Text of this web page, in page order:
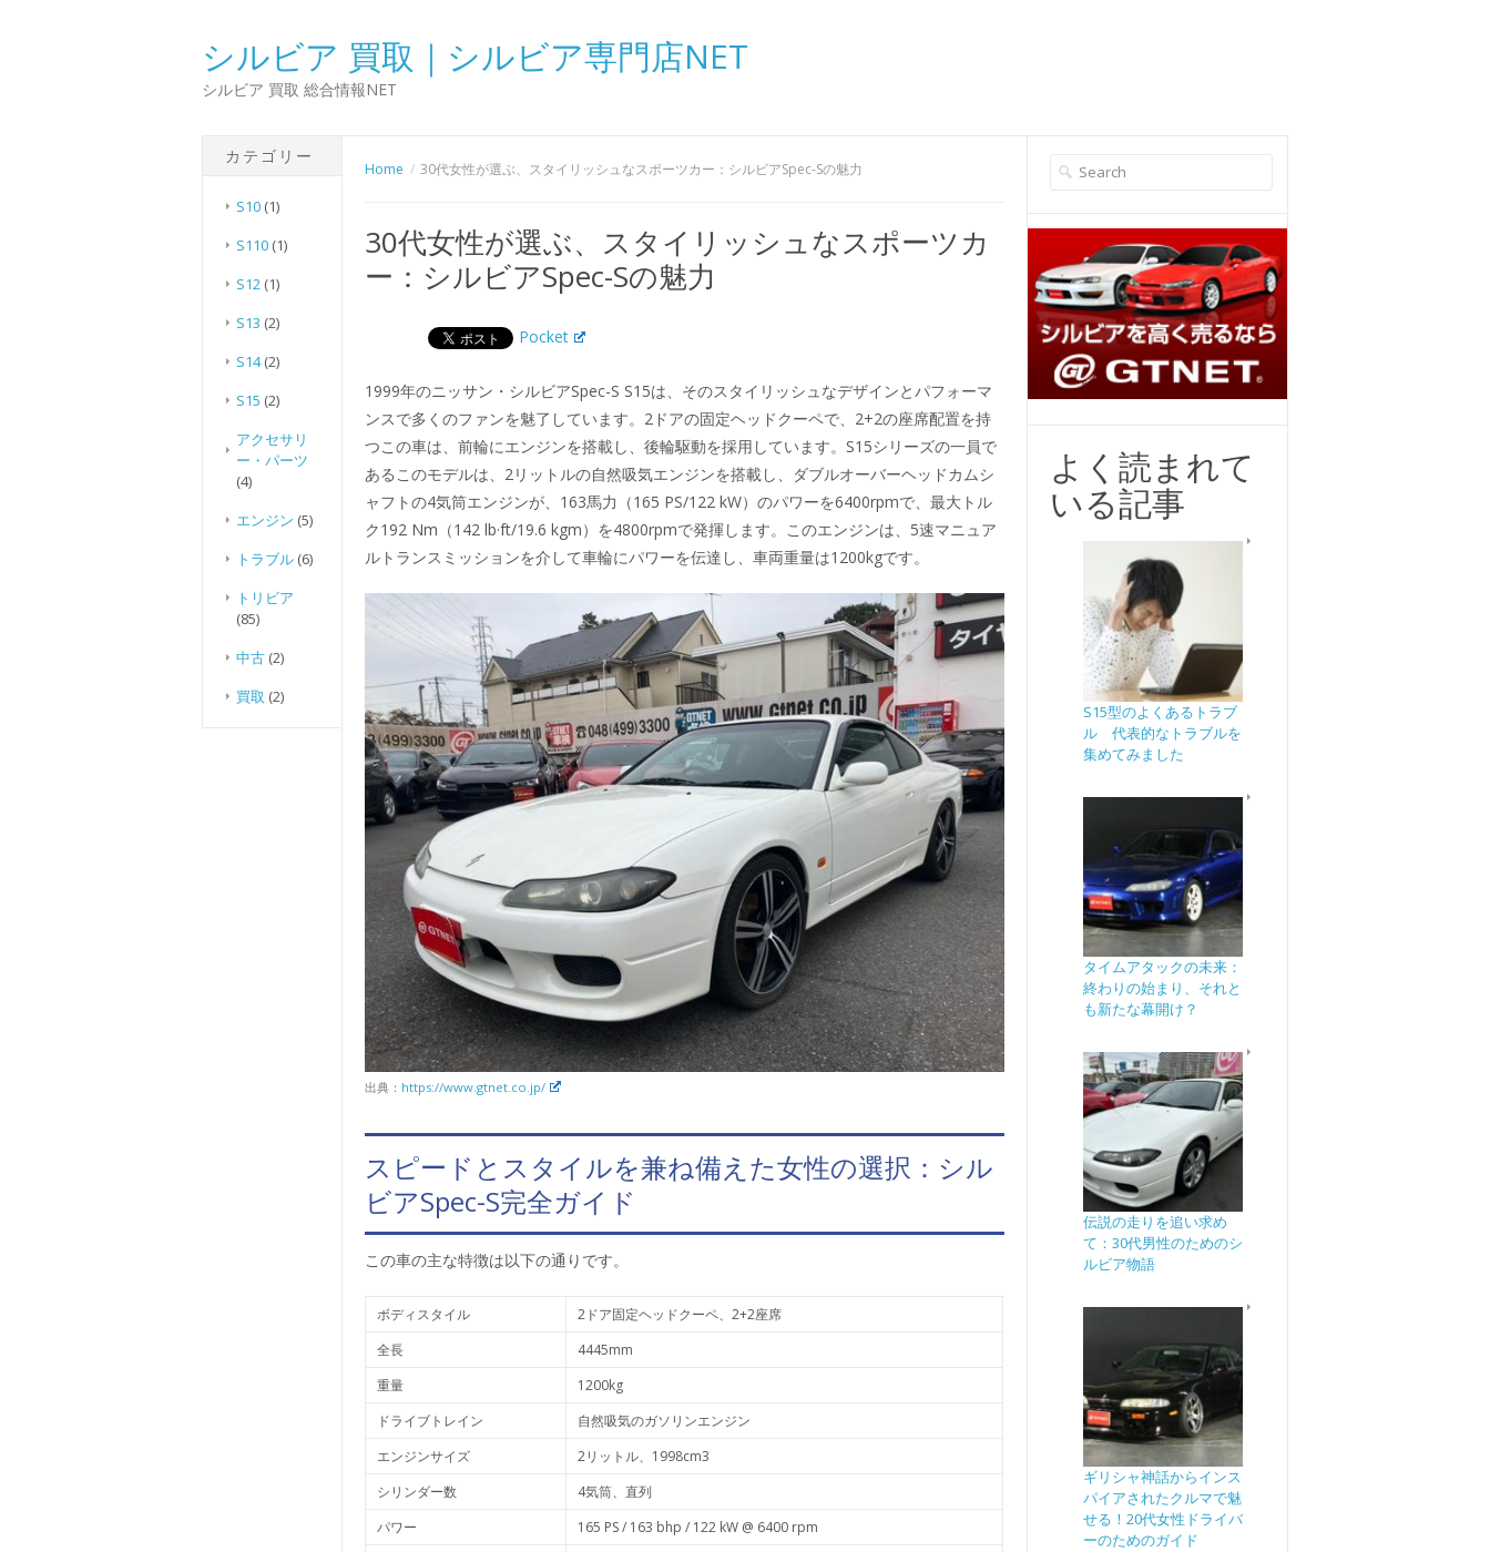
シルビア 買取｜シルビア専門店NET
シルビア 買取 総合情報NET
カテゴリー
S10 (1)
S110 (1)
S12 (1)
S13 (2)
S14(2)
S15 (2)
アクセサリ
ー・パーツ
(4)
エンジン (5)
トラブル (6)
トリビア
(85)
中古 (2)
買取 (2)
Home 30代女性が選ぶ、スタイリッシュなスポーツカー：シルビアSpec-Sの魅力
30代女性が選ぶ、スタイリッシュなスポーツカ
ー：シルビアSpec-Sの魅力
Pocket
1999年のニッサン・シルビアSpec-S S15は、そのスタイリッシュなデザインとパフォーマ
ンスで多くのファンを魅了しています。2ドアの固定ヘッドクーペで、2+2の座席配置を持
つこの車は、前輪にエンジンを搭載し、後輪駆動を採用しています。S15シリーズの一員で
あるこのモデルは、2リットルの自然吸気エンジンを搭載し、ダブルオーバーヘッドカムシ
ャフトの4気筒エンジンが、163馬力（165 PS/122 kW）のパワーを6400rpmで、最大トル
ク192 Nm（142 lb·ft/19.6 kgm）を4800rpmで発揮します。このエンジンは、5速マニュア
ルトランスミッションを介して車輪にパワーを伝達し、車両重量は1200kgです。
出典： https://www.gtnet.co.jp/
スピードとスタイルを兼ね備えた女性の選択：シル
ビアSpec-S完全ガイド
この車の主な特徴は以下の通りです。
ボディスタイル
2ドア固定ヘッドクーペ、2+2座席
全長
4445mm
重量
1200kg
ドライブトレイン
自然吸気のガソリンエンジン
エンジンサイズ
2リットル、1998cm3
シリンダー数
4気筒、直列
パワー
165 PS / 163 bhp / 122 kW @ 6400 rpm
よく読まれて
いる記事
S15型のよくあるトラブ
ル 代表的なトラブルを
集めてみました
タイムアタックの未来：
終わりの始まり、それと
も新たな幕開け？
伝説の走りを追い求め
て：30代男性のためのシ
ルビア物語
ギリシャ神話からインス
パイアされたクルマで魅
せる！20代女性ドライバ
ーのためのガイド